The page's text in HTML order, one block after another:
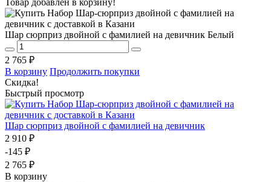
Шар сюрприз двойной с фамилией на девичник Белый
2 765 ₽
В корзину Продолжить покупки
Скидка!
Быстрый просмотр
Шар сюрприз двойной с фамилией на девичник
2 910 ₽
-145 ₽
2 765 ₽
В корзину